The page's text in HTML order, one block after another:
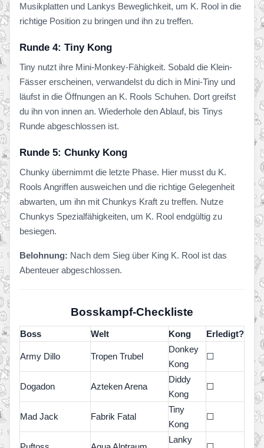
Musikplatten und Lankys Beweglichkeit, um K. Rool in die
richtige Position zu bringen und ihn zu treffen.
Runde 4: Tiny Kong
Tiny nutzt ihre Mini-Monkey-Fähigkeit. Sobald die Klein-
Fässer erscheinen, verwandelst du dich in Mini-Tiny und
läufst in die Öffnungen an K. Rools Schuhen. Dort greifst
du ihn von innen an. Wiederhole den Ablauf, bis Tinys
Runde abgeschlossen ist.
Runde 5: Chunky Kong
Chunky übernimmt die letzte Phase. Hier musst du K.
Rools Angriffen ausweichen und die richtige Gelegenheit
abwarten, um ihn mit Chunkys Kraft zu treffen. Nutze
Chunkys Spezialfähigkeiten, um K. Rool endgültig zu
besiegen.
Belohnung: Nach dem Sieg über King K. Rool ist das
Abenteuer abgeschlossen.
Bosskampf-Checkliste
Boss Welt Kong Erledigt?
Army Dillo Tropen Trubel
Donkey
Kong
☐
Dogadon Azteken Arena
Diddy
Kong
☐
Mad Jack Fabrik Fatal
Tiny
Kong
☐
Lanky